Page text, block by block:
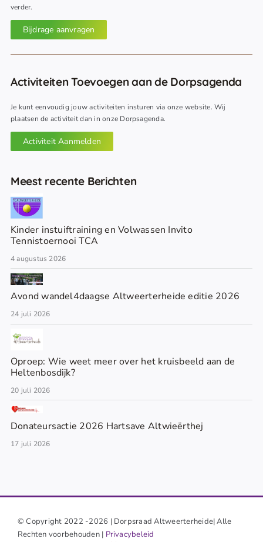
verder.
Bijdrage aanvragen
Activiteiten Toevoegen aan de Dorpsagenda
Je kunt eenvoudig jouw activiteiten insturen via onze website. Wij
plaatsen de activiteit dan in onze Dorpsagenda.
Activiteit Aanmelden
Meest recente Berichten
Kinder instuiftraining en Volwassen Invito
Tennistoernooi TCA
4 augustus 2026
Avond wandel4daagse Altweerterheide editie 2026
24 juli 2026
Oproep: Wie weet meer over het kruisbeeld aan de
Heltenbosdijk?
20 juli 2026
Donateursactie 2026 Hartsave Altwieërthej
17 juli 2026
© Copyright 2022 -2026 | Dorpsraad Altweerterheide| Alle
Rechten voorbehouden | Privacybeleid